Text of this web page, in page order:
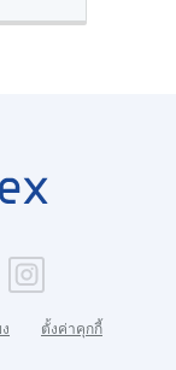
ตั้งค่าคุกกี้